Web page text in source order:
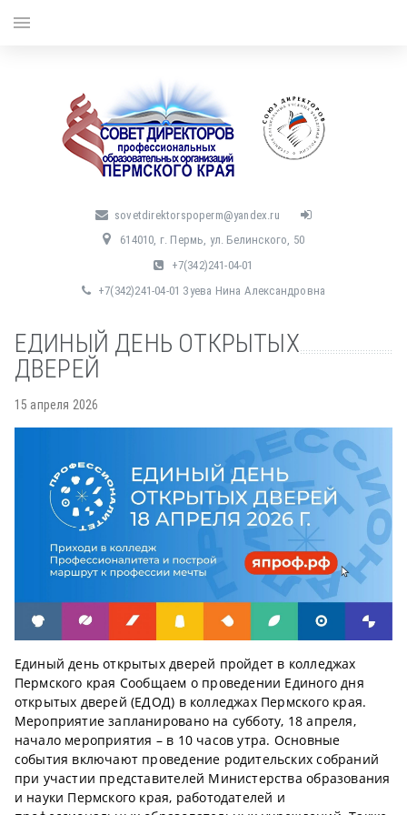
sovetdirektorspoperm@yandex.ru
614010, г. Пермь, ул. Белинского, 50
+7(342)241-04-01
+7(342)241-04-01 Зуева Нина Александровна
ЕДИНЫЙ ДЕНЬ ОТКРЫТЫХ
ДВЕРЕЙ
15 апреля 2026
Единый день открытых дверей пройдет в колледжах
Пермского края Сообщаем о проведении Единого дня
открытых дверей (ЕДОД) в колледжах Пермского края.
Мероприятие запланировано на субботу, 18 апреля,
начало мероприятия – в 10 часов утра. Основные
события включают проведение родительских собраний
при участии представителей Министерства образования
и науки Пермского края, работодателей и
menu